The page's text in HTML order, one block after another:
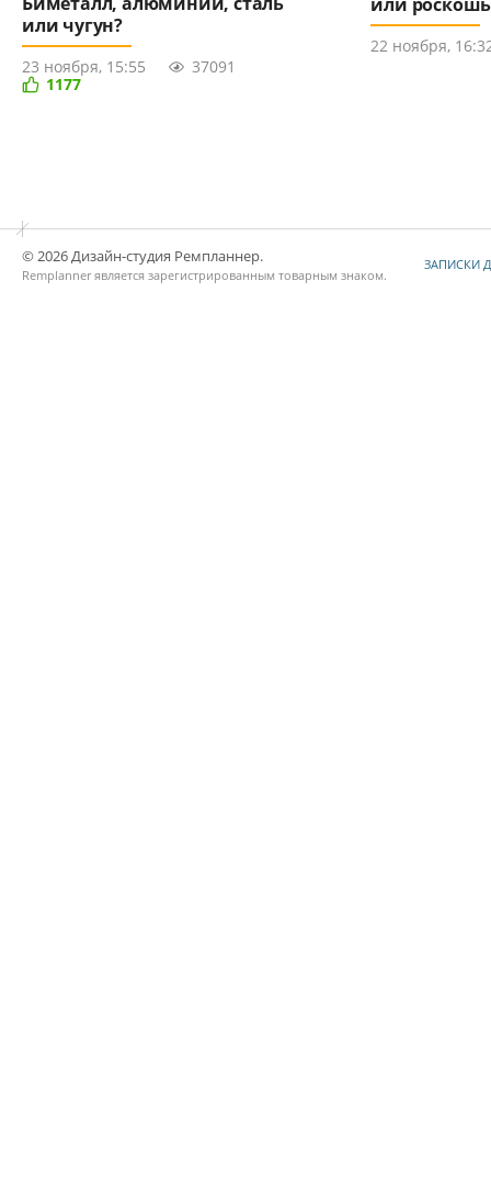
или чугун?
23 ноября, 15:55
37091
1177
22 ноября,
ЗАПИСКИ
© 2026 Дизайн-студия Ремпланнер.
Remplanner является зарегистрированным товарным знаком.